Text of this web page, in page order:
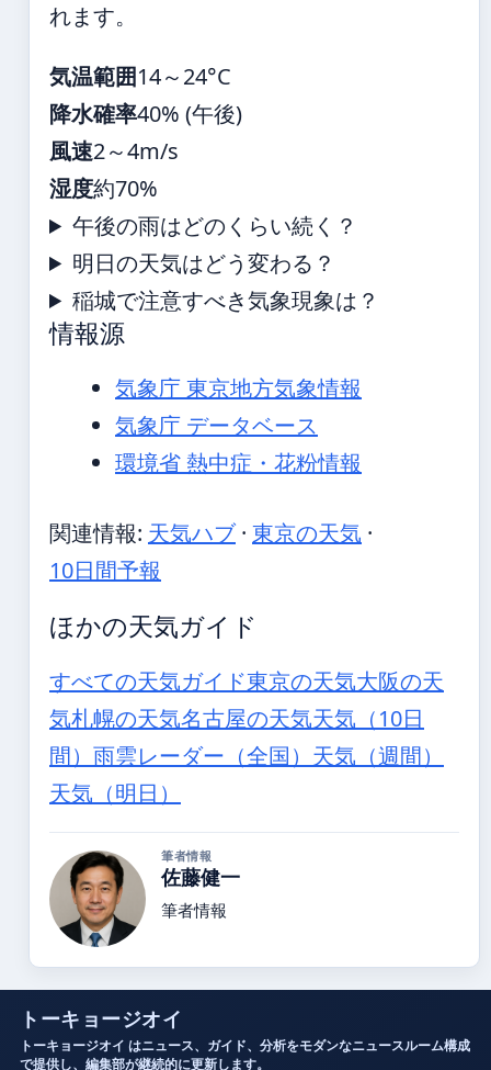
れます。
気温範囲14～24°C
降水確率40% (午後)
風速2～4m/s
湿度約70%
午後の雨はどのくらい続く？
明日の天気はどう変わる？
稲城で注意すべき気象現象は？
情報源
気象庁 東京地方気象情報
気象庁 データベース
環境省 熱中症・花粉情報
関連情報: 天気ハブ· 東京の天気 ·
10日間予報
ほかの天気ガイド
すべての天気ガイド東京の天気大阪の天
気札幌の天気名古屋の天気天気（10日
間） 雨雲レーダー（全国） 天気（週間）
天気（明日）
筆者情報
佐藤健一
筆者情報
トーキョージオイ
トーキョージオイ はニュース、ガイド、分析をモダンなニュースルーム構成
で提供し、編集部が継続的に更新します。